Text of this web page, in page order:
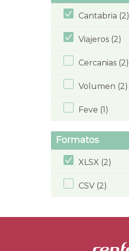
Cantabria (2)
Viajeros (2)
Cercanias (2)
Volumen (2)
Feve (1)
Formatos
XLSX (2)
CSV (2)